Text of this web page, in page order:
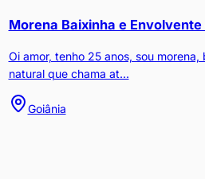
Morena Baixinha e
Oi amor, tenho 25 anos, sou
natural que chama at...
Goiânia